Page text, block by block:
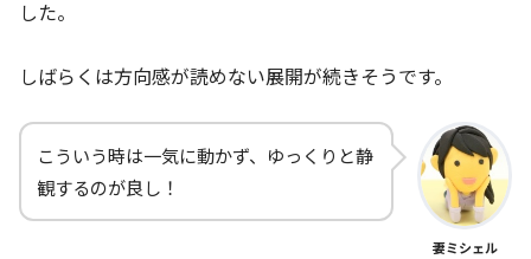
した。
しばらくは方向感が読めない展開が続きそうです。
こういう時は一気に動かず、ゆっくりと静
観するのが良し！
妻ミシェル